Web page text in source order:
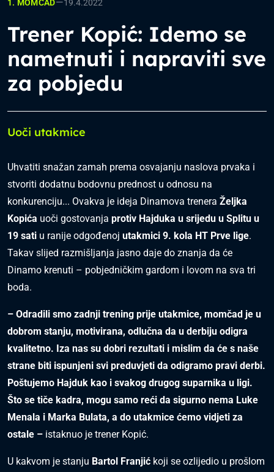
1. MOMČAD 19.4.2022
Trener Kopić: Idemo se
nametnuti i napraviti sve
za pobjedu
Uoči utakmice
Uhvatiti snažan zamah prema osvajanju naslova prvaka i
stvoriti dodatnu bodovnu prednost u odnosu na
konkurenciju... Ovakva je ideja Dinamova trenera Željka
Kopića uoči gostovanja protiv Hajduka u srijedu u Splitu u
19 sati u ranije odgođenoj utakmici 9. kola HT Prve lige.
Takav slijed razmišljanja jasno daje do znanja da će
Dinamo krenuti – pobjedničkim gardom i lovom na sva tri
boda.
– Odradili smo zadnji trening prije utakmice, momčad je u
dobrom stanju, motivirana, odlučna da u derbiju odigra
kvalitetno. Iza nas su dobri rezultati i mislim da će s naše
strane biti ispunjeni svi preduvjeti da odigramo pravi derbi.
Poštujemo Hajduk kao i svakog drugog suparnika u ligi.
Što se tiče kadra, mogu samo reći da sigurno nema Luke
Menala i Marka Bulata, a do utakmice ćemo vidjeti za
ostale – istaknuo je trener Kopić.
U kakvom je stanju Bartol Franjić koji se ozlijedio u prošlom